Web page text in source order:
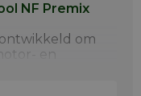
NF Premix
om
en
een hogere